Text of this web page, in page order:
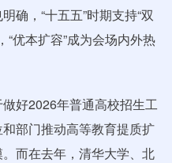
确，“十五五”时期支持“双
“优本扩容”成为会场内外热
好2026年普通高校招生工
部门推动高等教育提质扩
而在去年，清华大学、北